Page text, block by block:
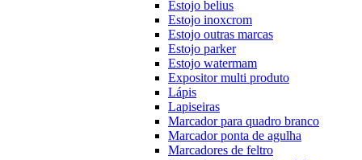
Estojo belius
Estojo inoxcrom
Estojo outras marcas
Estojo parker
Estojo watermam
Expositor multi produto
Lápis
Lapiseiras
Marcador para quadro branco
Marcador ponta de agulha
Marcadores de feltro